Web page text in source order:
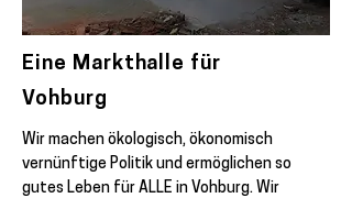
Eine Markthalle für
Vohburg
Wir machen ökologisch, ökonomisch
vernünftige Politik und ermöglichen so
gutes Leben für ALLE in Vohburg. Wir